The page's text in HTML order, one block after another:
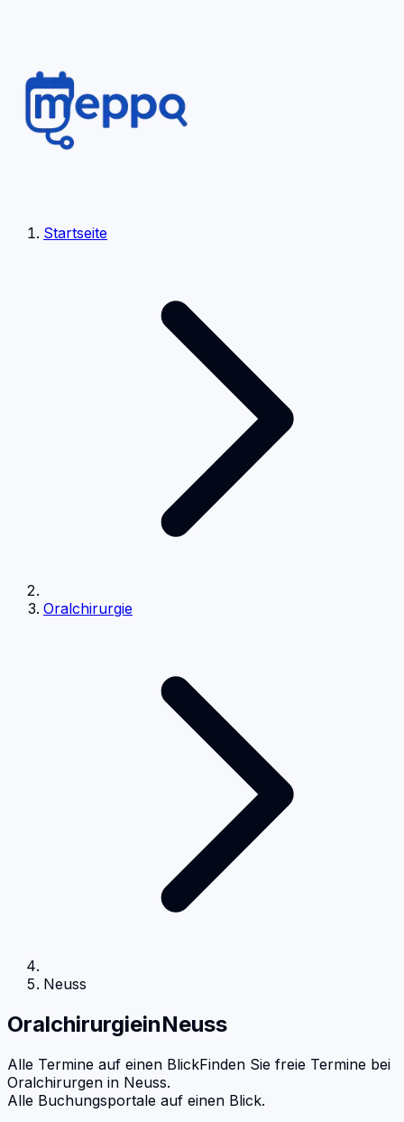
Startseite
Oralchirurgie
Neuss
OralchirurgieinNeuss
Alle Termine auf einen BlickFinden Sie freie Termine bei
Oralchirurgen in Neuss.
Alle Buchungsportale auf einen Blick.